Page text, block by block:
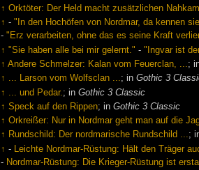
↑ Orktöter: Der Held macht zusätzlichen
↑ -"In den Hochöfen von Nordmar, da kennen
-"Erz verarbeiten, ohne das es seine Kraft
↑ "Sie haben alle bei mir gelernt." -"Ingvar ist
↑ Andere Schmelzer: Kalan vom Feuerclan, ...;
↑ ... Larson vom Wolfsclan ...; inGothic 3
↑
... und Pedar. ; inGothic 3 Classic
↑ Speck auf den Rippen; inGothic 3 Classic
↑ Orkreißer: Nur in Nordmar geht man auf die
↑ Rundschild: Der nordmarische Rundschild ...;
↑ - Leichte Nordmar-Rüstung: Hält den Träger
- Nordmar-Rüstung: Die Krieger-Rüstung ist